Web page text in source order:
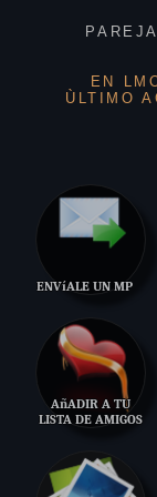
EN
ÙLTIMO
ENVíALE UN MP
AñADIR A TU
LISTA DE AMIGOS